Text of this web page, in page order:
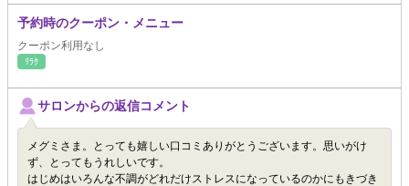
予約時のクーポン・メニュー
クーポン利用なし
ﾘﾗｸ
サロンからの返信コメント
メグミさま。とっても嬉しい口コミありがとうございます。思いがけ
ず、とってもうれしいです。
はじめはいろんな不調がどれだけストレスになっているのかにもきづき